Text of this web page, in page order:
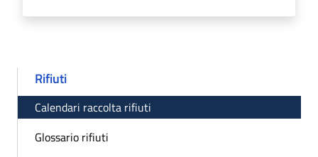
Rifiuti
Calendari raccolta rifiuti
Glossario rifiuti